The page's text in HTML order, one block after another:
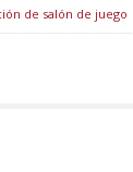
de salón de juego